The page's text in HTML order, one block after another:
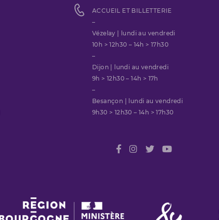
ACCUEIL ET BILLETTERIE
–
Vézelay | lundi au vendredi
10h > 12h30 – 14h > 17h30
–
Dijon | lundi au vendredi
9h > 12h30 – 14h > 17h
–
Besançon | lundi au vendredi
9h30 > 12h30 – 14h > 17h30